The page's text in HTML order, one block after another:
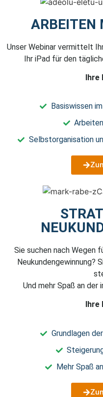
ARBEITEN
Unser Webinar vermittelt
Ihr iPad für den
Ihre
Basiswissen
Selbstorganisation
Sie suchen nach Wegen
Neukundengewinnung?
Und mehr Spaß an der
Grundlagen
Mehr Spaß